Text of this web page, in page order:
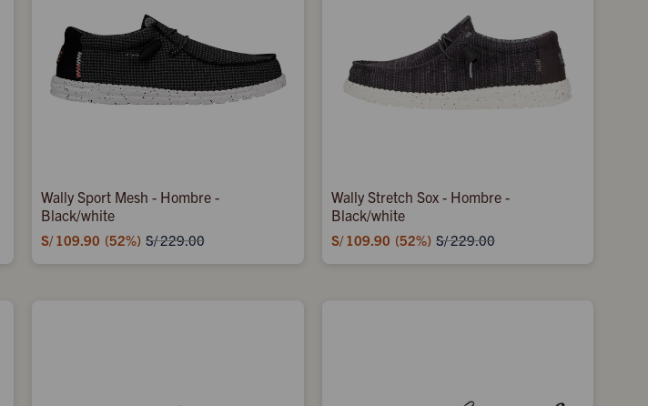
Wally Sport Mesh - Hombre -
Black/white
S/ 109.90 52 S/229.00
Wally Stretch Sox - Hombre -
Black/white
S/ 109.90 52 S/229.00